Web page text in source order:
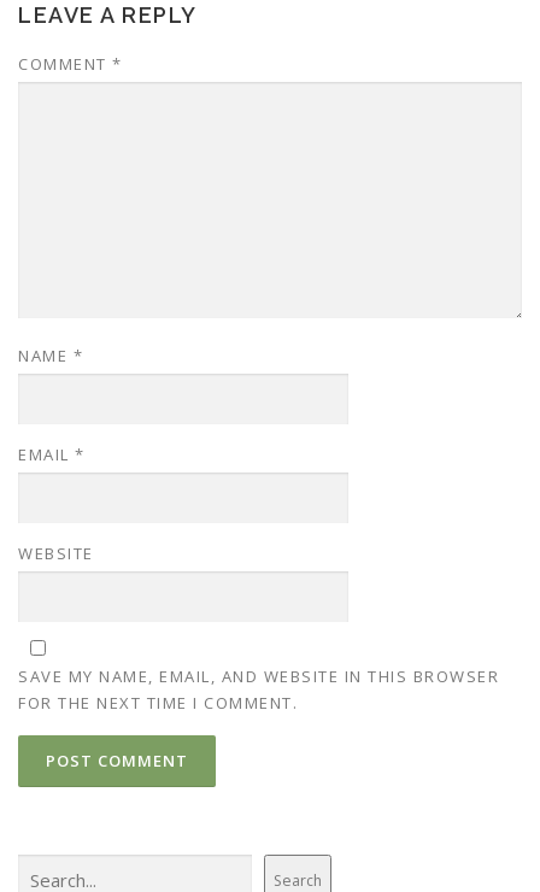
LEAVE A REPLY
COMMENT *
NAME *
EMAIL *
WEBSITE
SAVE MY NAME, EMAIL, AND WEBSITE IN THIS BROWSER
FOR THE NEXT TIME I COMMENT.
Search